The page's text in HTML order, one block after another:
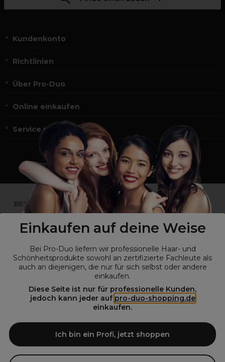
Einkaufen auf deine Weise
Bei Pro-Duo liefern wir professionelle Haar- und
Schönheitsprodukte sowohl an zertifizierte Fachleute als
auch an diejenigen, die nur für sich selbst oder andere
einkaufen.
Diese Seite ist nur für professionelle Kunden,
jedoch kann jeder auf pro-duo-shopping.de
einkaufen.
Ich bin ein Profi, jetzt shoppen
Kundenkonto
Richtlinien
Über Pro-Duo
Online einkaufen
Service und Kontakt
*Du bist kein Profikunde?
BESUCHE
UNSERE WEBSEITE FÜR ENDVERBRAUCHER.*
Pro-Duo ist Ihr zuverlässiger Partner für hochwertige Produkte im
Friseur- und Kosmetikbereich. Unsere sorgfältig ausgewählten,
zu Spezialwerkzeugen, sind so konzipiert, dass sie die Erwartungen